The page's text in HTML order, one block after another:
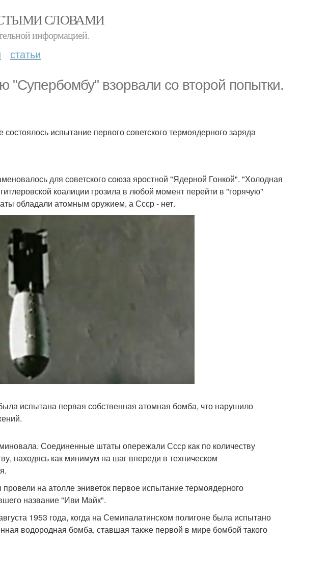
СЛОВАМИ
информацией.
статьи
"Супербомбу" взорвали со второй попытки.
испытание первого советского термоядерного заряда
для советского союза яростной "Ядерной Гонкой". "Холодная
коалиции грозила в любой момент перейти в "горячую"
обладали атомным оружием, а Ссср - нет.
испытана первая собственная атомная бомба, что нарушило
Соединенные штаты опережали Ссср как по количеству
находясь как минимум на шаг впереди в техническом
на атолле эниветок первое испытание термоядерного
название "Иви Майк".
1953 года, когда на Семипалатинском полигоне была испытано
водородная бомба, ставшая также первой в мире бомбой такого